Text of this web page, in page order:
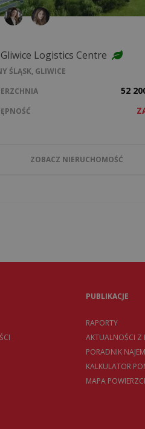
Gliwice Logistics Centre
ŚLĄSK, GLIWICE
52
ZOBACZ NIERUCHOMOŚĆ
PUBLIKACJE
RAPORTY
AKTUALNOŚCI Z
PORADNIK
KALKULATOR
MAPA